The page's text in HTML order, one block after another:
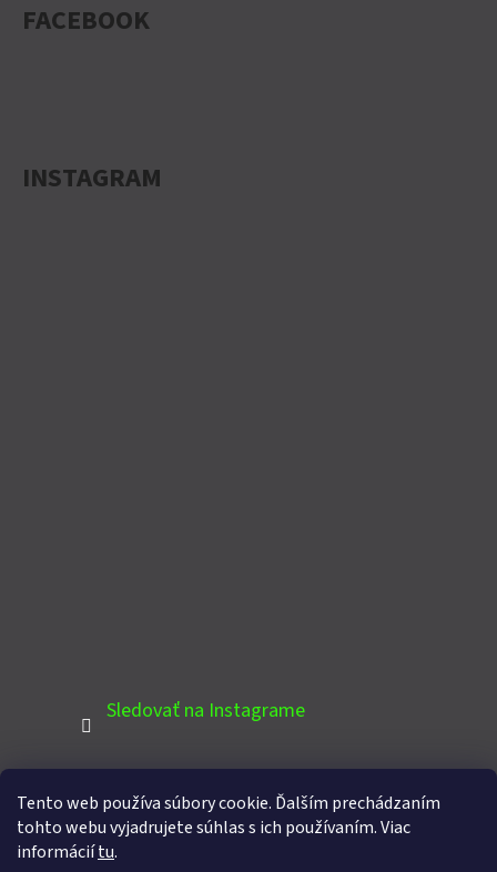
Tento web používa súbory cookie. Ďalším prechádzaním
tohto webu vyjadrujete súhlas s ich používaním. Viac
informáciítu.
FACEBOOK
INSTAGRAM
Sledovať na Instagrame
PINTEREST